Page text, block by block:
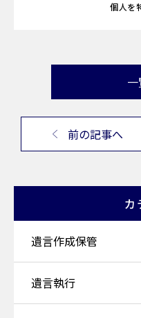
個人を
前の記事へ
カ
遺言作成保管
遺言執行